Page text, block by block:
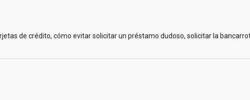
de crédito, cómo evitar solicitar un préstamo dudoso, solicitar la